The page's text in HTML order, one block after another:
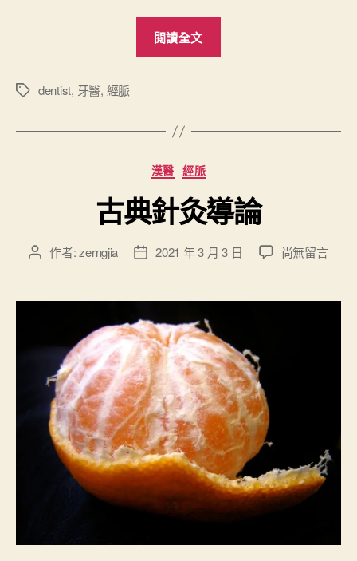
閱讀全文
障
射
治
療
”
標
dentist, 牙醫, 經脈
分
類
漢醫 經脈
古典針灸導論
文
者
作者:zerngjia
文
佈
日
期
2021 年 3 月 3 日
在
典
尚無留言